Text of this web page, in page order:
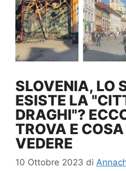
SLOVENIA, LO
ESISTE LA
DRAGHI"?
TROVA E
VEDERE
10 Ottobre 2023 di